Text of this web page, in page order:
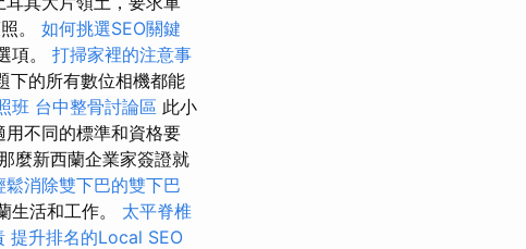
。 如何挑選SEO關鍵
項。 打掃家裡的注意事
下的所有數位相機都能
班 台中整骨討論區 此小
不同的標準和資格要
麼新西蘭企業家簽證就
鬆消除雙下巴的雙下巴
生活和工作。 太平脊椎
提升排名的Local SEO